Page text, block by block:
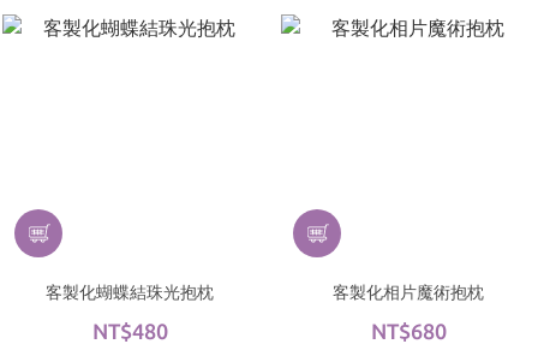
客製化蝴蝶結珠光抱枕
NT$480
客製化相片魔術抱枕
NT$680